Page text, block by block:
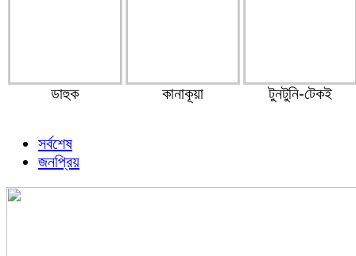
ডাহুক কানাকূয়া টুনটুনি-টেকই
সর্বশেষ
জনপ্রিয়